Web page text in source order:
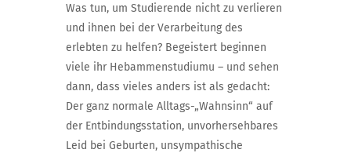
Was tun, um Studierende nicht zu verlieren
und ihnen bei der Verarbeitung des
erlebten zu helfen? Begeistert beginnen
viele ihr Hebammenstudiumu – und sehen
dann, dass vieles anders ist als gedacht:
Der ganz normale Alltags-„Wahnsinn“ auf
der Entbindungsstation, unvorhersehbares
Leid bei Geburten, unsympathische